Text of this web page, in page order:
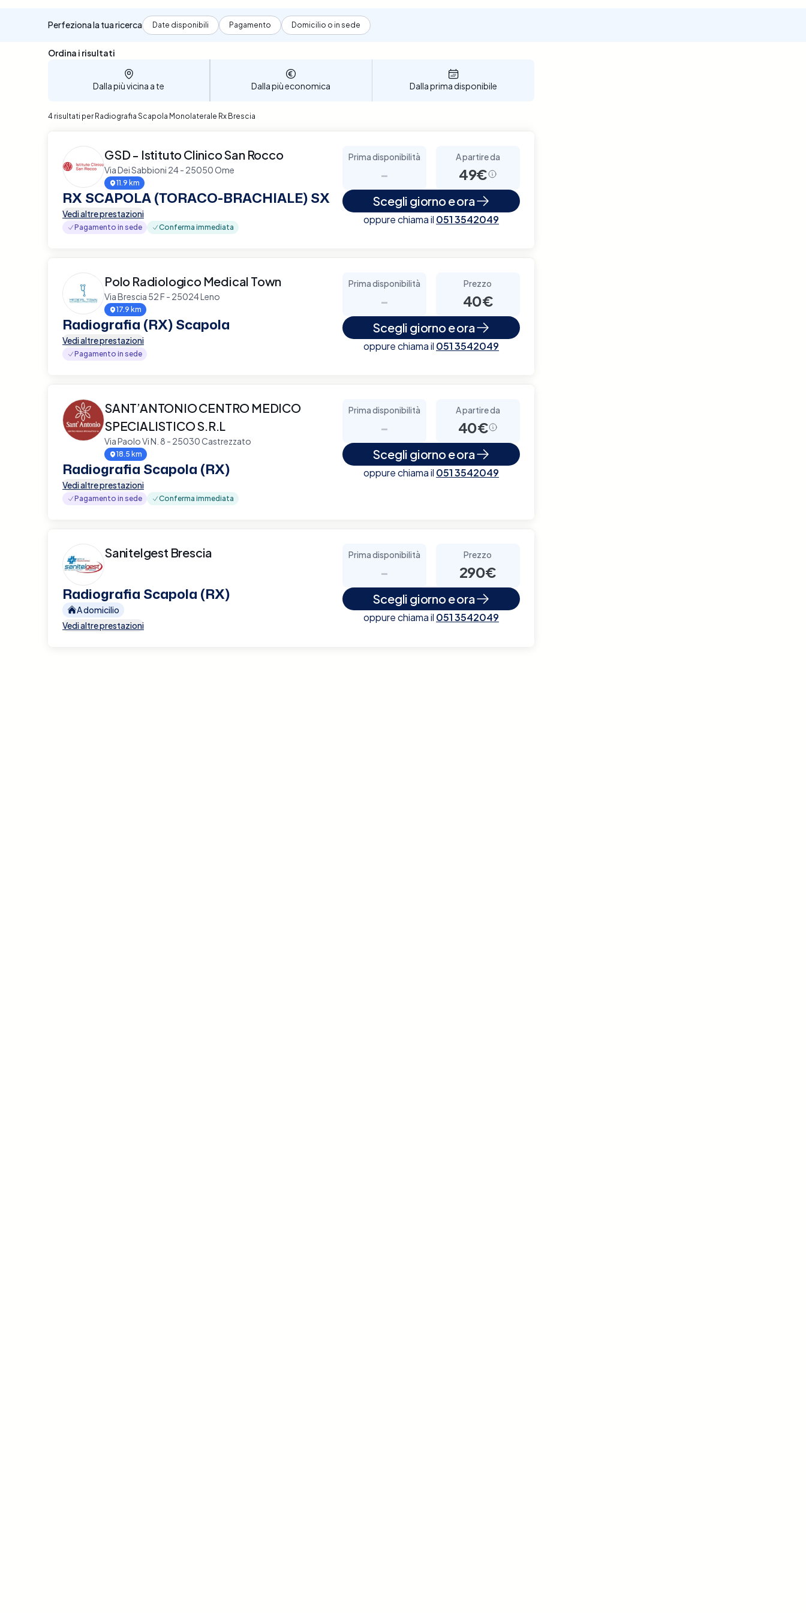
Perfeziona la tua ricerca Date disponibili Pagamento Domicilio o in sede
Sono stati trovati 4 risultati
Ordina i risultati
Dalla più vicina a te Dalla più economica Dalla prima disponibile
4 risultati per Radiografia Scapola Monolaterale Rx Brescia
GSD - Istituto Clinico San Rocco
Via Dei Sabbioni 24 - 25050 Ome
11.9 km
RX SCAPOLA (TORACO-BRACHIALE) SX
Vedi altre prestazioni
Pagamento in sede Conferma immediata
Prima disponibilità
-
A partire da
49€
Scegli giorno e ora
oppure chiama il 051 3542049
Polo Radiologico Medical Town
Via Brescia 52 F - 25024 Leno
17.9 km
Radiografia (RX) Scapola
Vedi altre prestazioni
Pagamento in sede
Prima disponibilità
-
Prezzo
40€
Scegli giorno e ora
oppure chiama il 051 3542049
SANT’ANTONIO CENTRO MEDICO
SPECIALISTICO S.R.L
Via Paolo Vi N. 8 - 25030 Castrezzato
18.5 km
Radiografia Scapola (RX)
Vedi altre prestazioni
Pagamento in sede Conferma immediata
Prima disponibilità
-
A partire da
40€
Scegli giorno e ora
oppure chiama il 051 3542049
Sanitelgest Brescia
Radiografia Scapola (RX)
A domicilio
Vedi altre prestazioni
Prima disponibilità
-
Prezzo
290€
Scegli giorno e ora
oppure chiama il 051 3542049